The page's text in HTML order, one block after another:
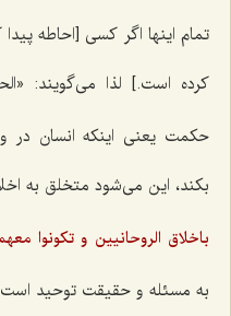
تمام اینها اگر کسى [احاطه
کرده است.] لذا مى‌گویند: «
حکمت یعنى اینکه انسان در
بکند، این می‌شود متخلق به
باخلاق الروحانیین و تکونوا
به مسئله و حقیقت توحید